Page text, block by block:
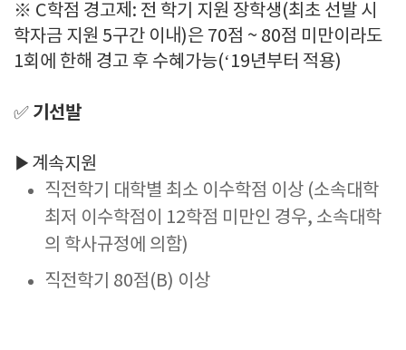
※ C학점 경고제: 전 학기 지원 장학생(최초 선발 시
학자금 지원 5구간 이내)은 70점 ~ 80점 미만이라도
1회에 한해 경고 후 수혜가능(‘19년부터 적용)
✅ 기선발
▶계속지원
직전학기 대학별 최소 이수학점 이상 (소속대학
최저 이수학점이 12학점 미만인 경우, 소속대학
의 학사규정에 의함)
직전학기 80점(B) 이상